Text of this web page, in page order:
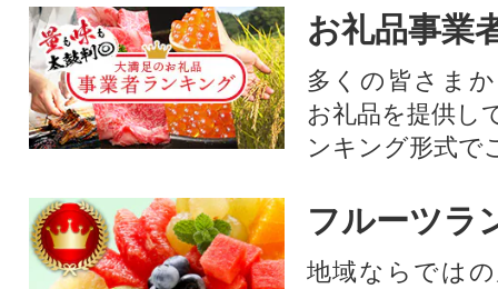
お礼品事業
多くの皆さま
お礼品を提供し
ンキング形式で
フルーツラ
地域ならでは